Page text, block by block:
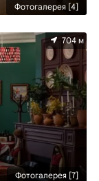
Фотогалерея [4]
Фотогалерея [7]
704 м